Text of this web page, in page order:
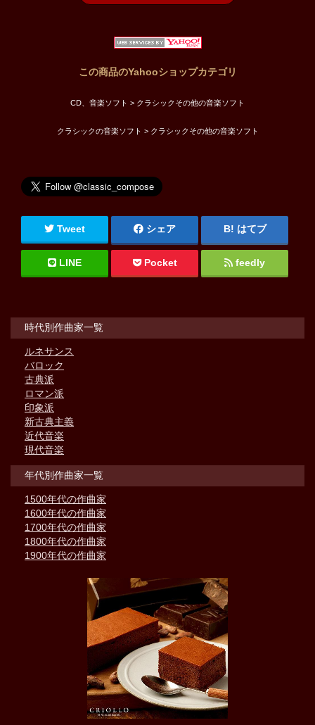
この商品のYahooショップカテゴリ
CD、音楽ソフト > クラシックその他の音楽ソフト
クラシックの音楽ソフト > クラシックその他の音楽ソフト
Tweet シェア はてブ
LINE Pocket feedly
時代別作曲家一覧
ルネサンス
バロック
古典派
ロマン派
印象派
新古典主義
近代音楽
現代音楽
年代別作曲家一覧
1500年代の作曲家
1600年代の作曲家
1700年代の作曲家
1800年代の作曲家
1900年代の作曲家